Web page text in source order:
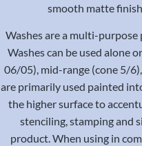
smooth matte finish.
Washes are a multi-
Washes can be used alone
06/05), mid-range (cone 5/
are primarily used painted
the higher surface to
stenciling, stamping and
product. When using in